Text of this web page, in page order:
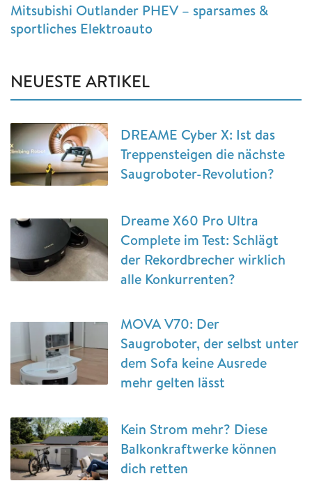
Mitsubishi Outlander PHEV – sparsames &
sportliches Elektroauto
NEUESTE ARTIKEL
DREAME Cyber X: Ist das
Treppensteigen die nächste
Saugroboter-Revolution?
Dreame X60 Pro Ultra
Complete im Test: Schlägt
der Rekordbrecher wirklich
alle Konkurrenten?
MOVA V70: Der
Saugroboter, der selbst unter
dem Sofa keine Ausrede
mehr gelten lässt
Kein Strom mehr? Diese
Balkonkraftwerke können
dich retten